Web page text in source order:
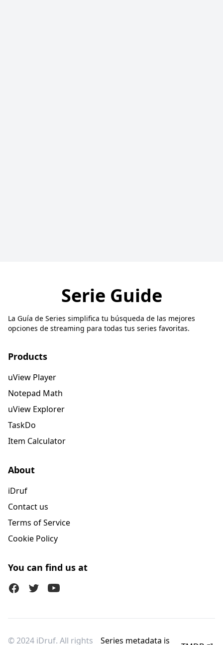
Serie Guide
La Guía de Series simplifica tu búsqueda de las mejores
opciones de streaming para todas tus series favoritas.
Products
uView Player
Notepad Math
uView Explorer
TaskDo
Item Calculator
About
iDruf
Contact us
Terms of Service
Cookie Policy
You can find us at
FacebookTwitter (X)Youtube
© 2024 iDruf. All rights Series metadata is